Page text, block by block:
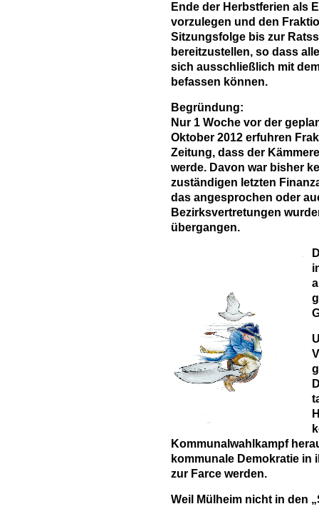
Ende der Herbstferien als
vorzulegen und den
Sitzungsfolge bis zur
bereitzustellen, so dass
sich ausschließlich mit
befassen können.
Begründung:
Nur 1 Woche vor der
Oktober 2012 erfuhren
Zeitung, dass der
werde. Davon war bisher
zuständigen letzten
das angesprochen oder
Bezirksvertretungen
übergangen.
Kommunalwahlkampf
kommunale Demokratie in
zur Farce werden.
Weil Mülheim nicht in den